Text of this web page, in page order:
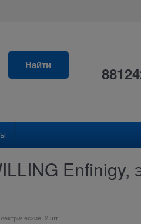
Найти
Enfinigy,
2 шт.